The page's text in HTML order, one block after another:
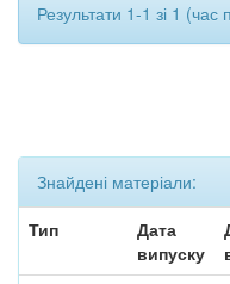
Результати 1-1 зі 1
Знайдені матеріали:
Тип
Дата
випуску